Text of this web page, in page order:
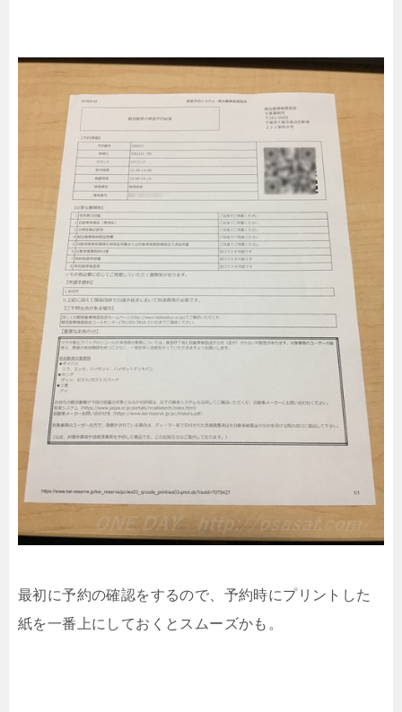
最初に予約の確認をするので、予約時にプリントした
紙を一番上にしておくとスムーズかも。